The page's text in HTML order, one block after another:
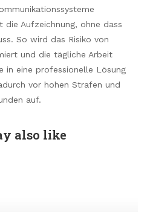
Aufzeichnung, ohne dass
So wird das Risiko von
und die tägliche Arbeit
in eine professionelle Lösung
vor hohen Strafen und
auf.
also like